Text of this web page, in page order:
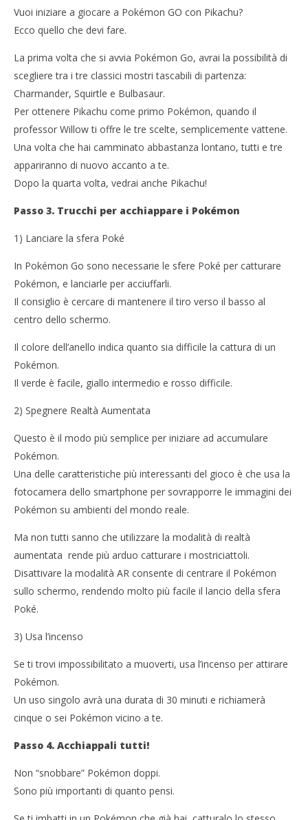
Vuoi iniziare a giocare a Pokémon GO con Pikachu?
Ecco quello che devi fare.
La prima volta che si avvia Pokémon Go, avrai la possibilità di
scegliere tra i tre classici mostri tascabili di partenza:
Charmander, Squirtle e Bulbasaur.
Per ottenere Pikachu come primo Pokémon, quando il
professor Willow ti offre le tre scelte, semplicemente vattene.
Una volta che hai camminato abbastanza lontano, tutti e tre
appariranno di nuovo accanto a te.
Dopo la quarta volta, vedrai anche Pikachu!
Passo 3. Trucchi per acchiappare i Pokémon
1) Lanciare la sfera Poké
In Pokémon Go sono necessarie le sfere Poké per catturare
Pokémon, e lanciarle per acciuffarli.
Il consiglio è cercare di mantenere il tiro verso il basso al
centro dello schermo.
Il colore dell’anello indica quanto sia difficile la cattura di un
Pokémon.
Il verde è facile, giallo intermedio e rosso difficile.
2) Spegnere Realtà Aumentata
Questo è il modo più semplice per iniziare ad accumulare
Pokémon.
Una delle caratteristiche più interessanti del gioco è che usa la
fotocamera dello smartphone per sovrapporre le immagini dei
Pokémon su ambienti del mondo reale.
Ma non tutti sanno che utilizzare la modalità di realtà
aumentata rende più arduo catturare i mostriciattoli.
Disattivare la modalità AR consente di centrare il Pokémon
sullo schermo, rendendo molto più facile il lancio della sfera
Poké.
3) Usa l’incenso
Se ti trovi impossibilitato a muoverti, usa l’incenso per attirare
Pokémon.
Un uso singolo avrà una durata di 30 minuti e richiamerà
cinque o sei Pokémon vicino a te.
Passo 4. Acchiappali tutti!
Non “snobbare” Pokémon doppi.
Sono più importanti di quanto pensi.